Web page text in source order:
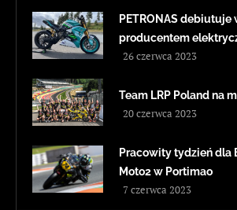
PETRONAS
producentem
26 czerwca 2023
Team LRP Poland na
20 czerwca 2023
Pracowity tydzień dla
Moto2 w Portimao
7 czerwca 2023